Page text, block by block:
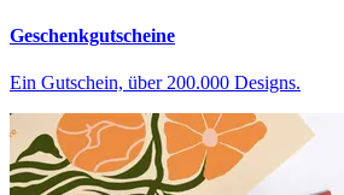
Geschenkgutscheine
Ein Gutschein, über 200.000 Designs.